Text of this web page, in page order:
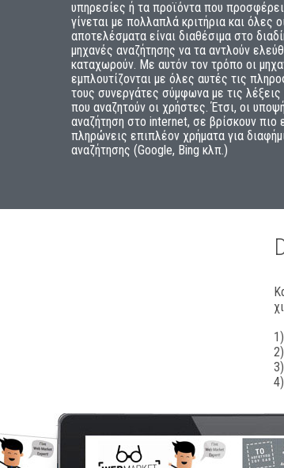
υπηρεσίες ή τα προϊόντα που
γίνεται με πολλαπλά κριτήρια και όλες
αποτελέσματα είναι διαθέσιμα στο
μηχανές αναζήτησης να τα αντλούν
καταχωρούν. Με αυτόν τον τρόπο οι
εμπλουτίζονται με όλες αυτές τις
τους συνεργάτες σύμφωνα με τις λέξεις
που αναζητούν οι χρήστες. Έτσι, οι
αναζήτηση στο internet, σε βρίσκουν πιο
πληρώνεις επιπλέον χρήματα για
αναζήτησης (Google, Bing κλπ.)